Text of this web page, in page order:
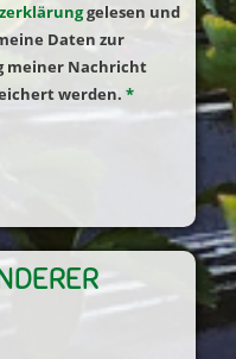
gelesen und
Daten zur
meiner Nachricht
werden. *